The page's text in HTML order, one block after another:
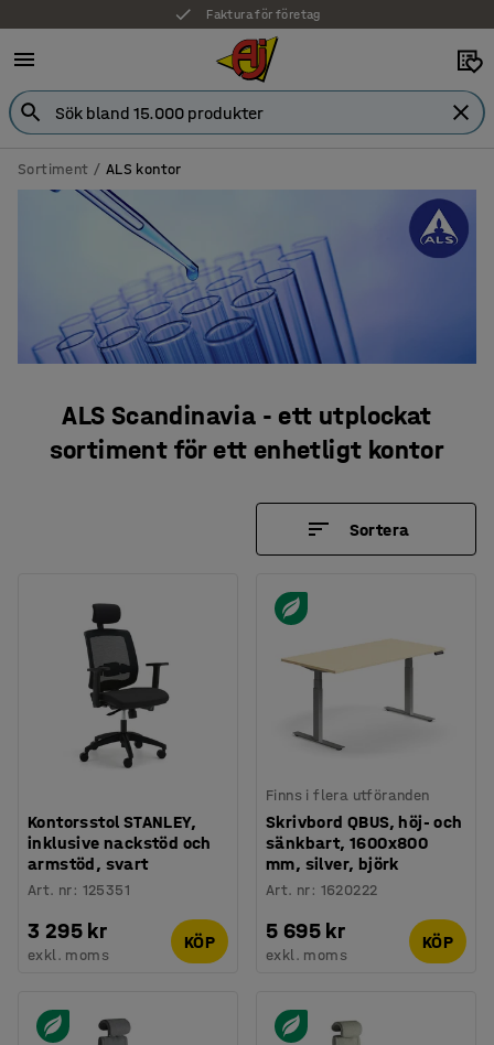
Faktura för företag
Sortiment ALS kontor
ALS Scandinavia - ett utplockat
sortiment för ett enhetligt kontor
Sortera
Kontorsstol STANLEY,
inklusive nackstöd och
armstöd, svart
Art. nr: 125351
3 295 kr
exkl. moms
KÖP
Finns i flera utföranden
Skrivbord QBUS, höj- och
sänkbart, 1600x800
mm, silver, björk
Art. nr: 1620222
5 695 kr
exkl. moms
KÖP